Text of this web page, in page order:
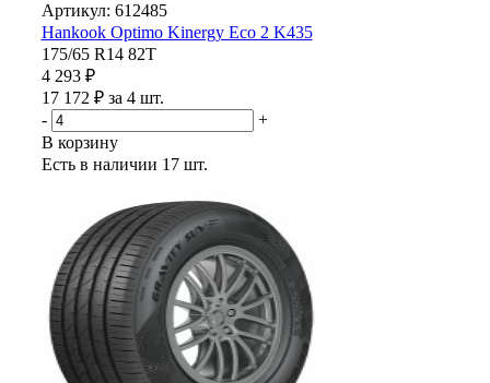
Артикул: 612485
Hankook Optimo Kinergy Eco 2 K435
175/65 R14 82T
4 293 ₽
17 172 ₽ за 4 шт.
-
+
В корзину
Есть в наличии 17 шт.